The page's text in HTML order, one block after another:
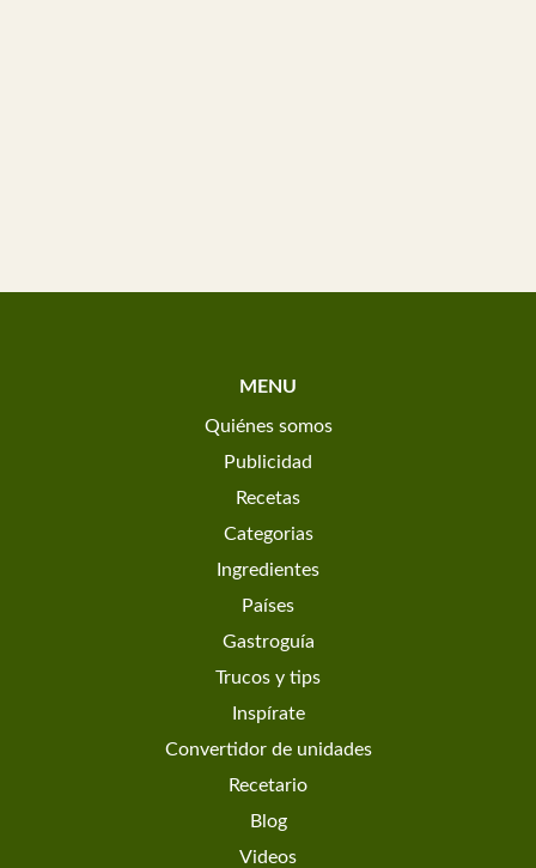
MENU
Quiénes somos
Publicidad
Recetas
Categorias
Ingredientes
Países
Gastroguía
Trucos y tips
Inspírate
Convertidor de unidades
Recetario
Blog
Videos